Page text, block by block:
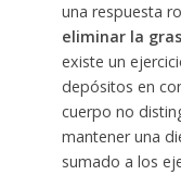
una respuesta
eliminar la
existe un
depósitos en
cuerpo no
mantener una
sumado a los